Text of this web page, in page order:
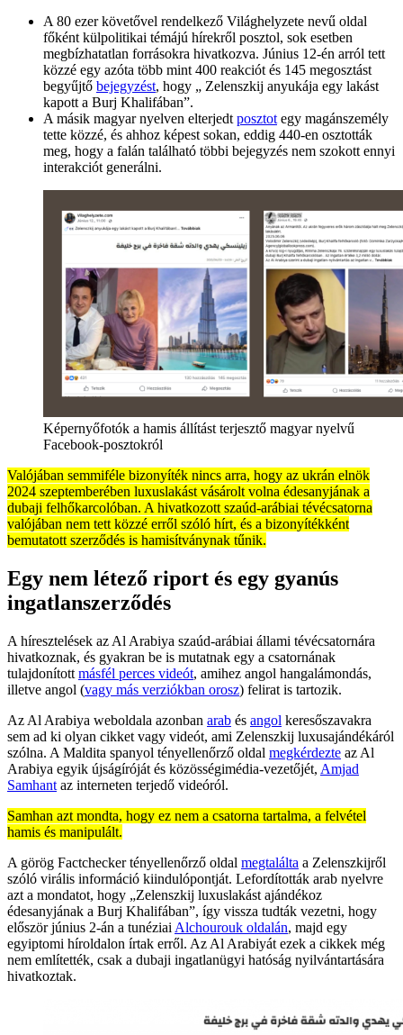
A 80 ezer követővel rendelkező Világhelyzete nevű oldal
főként külpolitikai témájú hírekről posztol, sok esetben
megbízhatatlan forrásokra hivatkozva. Június 12-én arról tett
közzé egy azóta több mint 400 reakciót és 145 megosztást
begyűjtő bejegyzést, hogy „ Zelenszkij anyukája egy lakást
kapott a Burj Khalifában”.
A másik magyar nyelven elterjedt posztot egy magánszemély
tette közzé, és ahhoz képest sokan, eddig 440-en osztották
meg, hogy a falán található többi bejegyzés nem szokott ennyi
interakciót generálni.
Képernyőfotók a hamis állítást terjesztő magyar nyelvű
Facebook-posztokról
Valójában semmiféle bizonyíték nincs arra, hogy az ukrán elnök
2024 szeptemberében luxuslakást vásárolt volna édesanyjának a
dubaji felhőkarcolóban. A hivatkozott szaúd-arábiai tévécsatorna
valójában nem tett közzé erről szóló hírt, és a bizonyítékként
bemutatott szerződés is hamisítványnak tűnik.
Egy nem létező riport és egy gyanús
ingatlanszerződés
A híresztelések az Al Arabiya szaúd-arábiai állami tévécsatornára
hivatkoznak, és gyakran be is mutatnak egy a csatornának
tulajdonított másfél perces videót, amihez angol hangalámondás,
illetve angol (vagy más verziókban orosz) felirat is tartozik.
Az Al Arabiya weboldala azonban arab és angol keresőszavakra
sem ad ki olyan cikket vagy videót, ami Zelenszkij luxusajándékáról
szólna. A Maldita spanyol tényellenőrző oldal megkérdezte az Al
Arabiya egyik újságíróját és közösségimédia-vezetőjét, Amjad
Samhant az interneten terjedő videóról.
Samhan azt mondta, hogy ez nem a csatorna tartalma, a felvétel
hamis és manipulált.
A görög Factchecker tényellenőrző oldal megtalálta a Zelenszkijről
szóló virális információ kiindulópontját. Lefordították arab nyelvre
azt a mondatot, hogy „Zelenszkij luxuslakást ajándékoz
édesanyjának a Burj Khalifában”, így vissza tudták vezetni, hogy
először június 2-án a tunéziai Alchourouk oldalán, majd egy
egyiptomi híroldalon írtak erről. Az Al Arabiyát ezek a cikkek még
nem említették, csak a dubaji ingatlanügyi hatóság nyilvántartására
hivatkoztak.